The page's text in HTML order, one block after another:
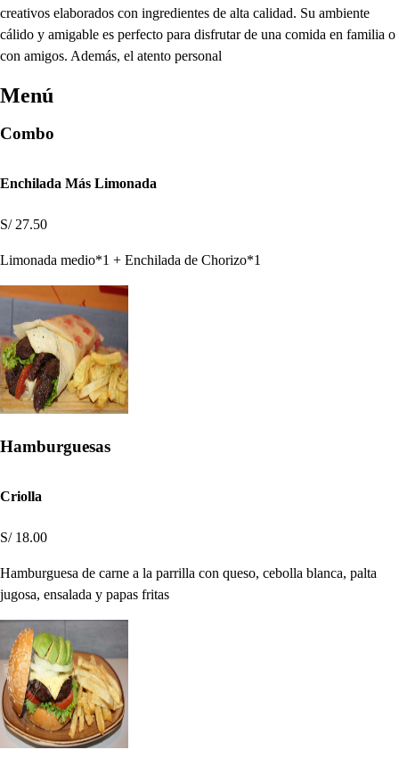
creativos elaborados con ingredientes de alta calidad. Su ambiente
cálido y amigable es perfecto para disfrutar de una comida en familia o
con amigos. Además, el atento personal
Menú
Combo
Enchilada Más Limonada
S/ 27.50
Limonada medio*1 + Enchilada de Chorizo*1
Hamburguesas
Criolla
S/ 18.00
Hamburguesa de carne a la parrilla con queso, cebolla blanca, palta
jugosa, ensalada y papas fritas